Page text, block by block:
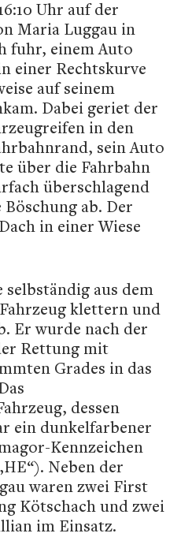
Uhr auf der
Maria Luggau in
fuhr, einem Auto
einer Rechtskurve
auf seinem
Dabei geriet der
in den
sein Auto
über die Fahrbahn
überschlagend
ab. Der
in einer Wiese
selbständig aus dem
klettern und
Er wurde nach der
Rettung mit
Grades in das
dessen
ein dunkelfarbener
Kennzeichen
Neben der
waren zwei First
Kötschach und zwei
im Einsatz.